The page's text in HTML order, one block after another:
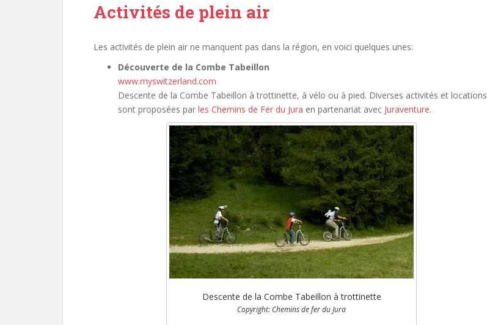
Activités de plein air
Les activités de plein air ne manquent pas dans la région, en voici quelques unes:
Découverte de la Combe Tabeillon
www.myswitzerland.com
Descente de la Combe Tabeillon à trottinette, à vélo ou à pied. Diverses activités et locations
sont proposées par les Chemins de Fer du Jura en partenariat avec Juraventure.
Descente de la Combe Tabeillon à trottinette
Copyright: Chemins de fer du Jura